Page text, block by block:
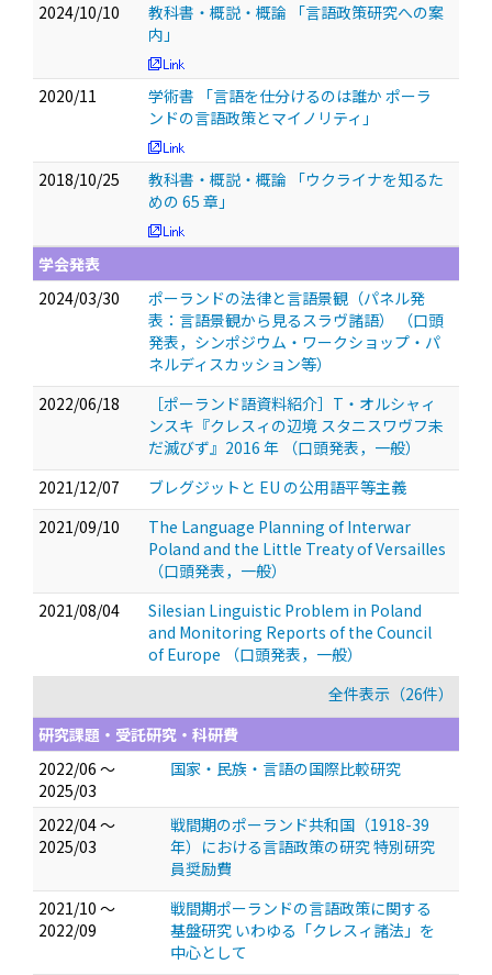
2024/10/10
教科書・概説・概論 「言語政策研究への案
内」
2020/11
学術書 「言語を仕分けるのは誰か ポーラ
ンドの言語政策とマイノリティ」
2018/10/25
教科書・概説・概論 「ウクライナを知るた
めの 65 章」
学会発表
2024/03/30
ポーランドの法律と言語景観（パネル発
表：言語景観から見るスラヴ諸語）
（口頭
発表，シンポジウム・ワークショップ・パ
ネルディスカッション等）
2022/06/18
［ポーランド語資料紹介］T・オルシャィ
ンスキ『クレスィの辺境 スタニスワヴフ未
だ滅びず』2016 年
（口頭発表，一般）
2021/12/07
ブレグジットと EU の公用語平等主義
2021/09/10
The Language Planning of Interwar
Poland and the Little Treaty of Versailles
（口頭発表，一般）
2021/08/04
Silesian Linguistic Problem in Poland
and Monitoring Reports of the Council
of Europe
（口頭発表，一般）
全件表示（26件）
研究課題・受託研究・科研費
2022/06 ～
2025/03
国家・民族・言語の国際比較研究
2022/04 ～
2025/03
戦間期のポーランド共和国（1918-39
年）における言語政策の研究 特別研究
員奨励費
2021/10 ～
2022/09
戦間期ポーランドの言語政策に関する
基盤研究 いわゆる「クレスィ諸法」を
中心として